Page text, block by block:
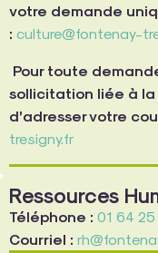
votre demande
: culture@fontenay-
Pour toute
sollicitation liée à
d’adresser votre
tresigny.fr
Ressources
Téléphone : 01 64
Courriel :